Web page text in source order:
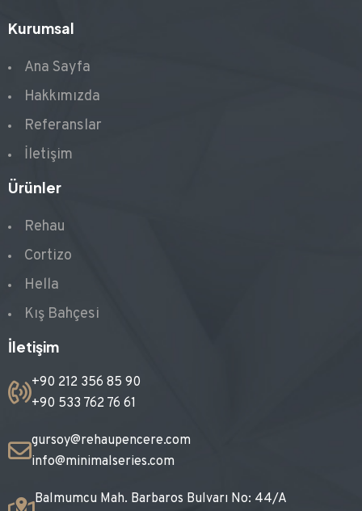
Kurumsal
Ana Sayfa
Hakkımızda
Referanslar
İletişim
Ürünler
Rehau
Cortizo
Hella
Kış Bahçesi
İletişim
+90 212 356 85 90
+90 533 762 76 61
gursoy@rehaupencere.com
info@minimalseries.com
Balmumcu Mah. Barbaros Bulvarı No: 44/A